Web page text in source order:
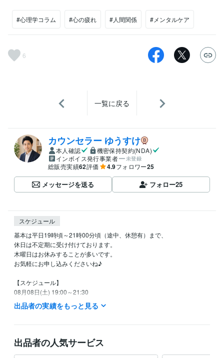
#心理学コラム #心の疲れ #人間関係 #メンタルケア
6
一覧に戻る
カウンセラー ゆうすけ
本人確認
機密保持契約(NDA)
インボイス発行事業者
未登録
総販売実績62評価 4.9フォロワー25
メッセージを送る フォロー25
スケジュール
基本は平日19時頃～21時00分頃（途中、休憩有）まで、
休日は不定期に受け付けております。
木曜日はお休みすることが多いです。
お気軽にお申し込みくださいね♪
【スケジュール】
08月08日(土) 19:00～21:30
08月09日(日) 19:00～21:30
※ 以上、大まかな予定です。
※ 時間は変更する可能性があります。
出品者の実績をもっと見る
出品者の人気サービス